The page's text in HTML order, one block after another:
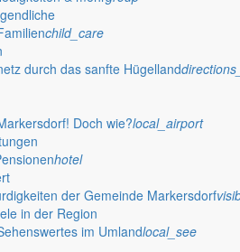
child_care
durch das sanfte Hügelland
Doch wie?local_airport
hotel
der Gemeinde Markersdorf
in der Region
im Umlandlocal_see
werden.
dem Rathaus
ins neue Schuljahr und informiert